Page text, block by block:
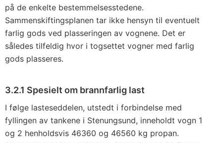
på de enkelte bestemmelsesstedene.
Sammenskiftingsplanen tar ikke hensyn til eventuelt
farlig gods ved plasseringen av vognene. Det er
således tilfeldig hvor i togsettet vogner med farlig
gods plasseres.
3.2.1 Spesielt om brannfarlig last
I følge lasteseddelen, utstedt i forbindelse med
fyllingen av tankene i Stenungsund, inneholdt vogn 1
og 2 henholdsvis 46360 og 46560 kg propan.